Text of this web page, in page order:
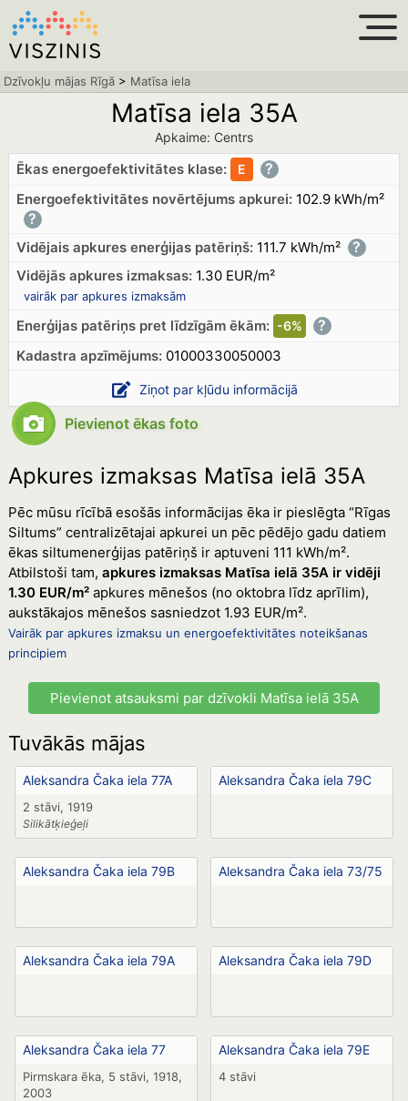
Dzīvokļu mājas Rīgā > Matīsa iela
Matīsa iela 35A
Apkaime: Centrs
Ēkas energoefektivitātes klase: E ?
Energoefektivitātes novērtējums apkurei:102.9 kWh/m²
?
Vidējais apkures enerģijas patēriņš:111.7 kWh/m² ?
Vidējās apkures izmaksas:1.30 EUR/m²
vairāk par apkures izmaksām
Enerģijas patēriņs pret līdzīgām ēkām: -6% ?
Kadastra apzīmējums:01000330050003
Ziņot par kļūdu informācijā
Pievienot ēkas foto
Apkures izmaksas Matīsa ielā 35A
Pēc mūsu rīcībā esošās informācijas ēka ir pieslēgta “Rīgas
Siltums” centralizētajai apkurei un pēc pēdējo gadu datiem
ēkas siltumenerģijas patēriņš ir aptuveni 111 kWh/m².
Atbilstoši tam, apkures izmaksas Matīsa ielā 35A ir vidēji
1.30 EUR/m²apkures mēnešos (no oktobra līdz aprīlim),
aukstākajos mēnešos sasniedzot 1.93 EUR/m².
Vairāk par apkures izmaksu un energoefektivitātes noteikšanas
principiem
Pievienot atsauksmi par dzīvokli Matīsa ielā 35A
Tuvākās mājas
Aleksandra Čaka iela 77A
2 stāvi, 1919
Silikātķieģeļi
Aleksandra Čaka iela 79C
Aleksandra Čaka iela 79B Aleksandra Čaka iela 73/75
Aleksandra Čaka iela 79A Aleksandra Čaka iela 79D
Aleksandra Čaka iela 77
Pirmskara ēka, 5 stāvi, 1918,
2003
Aleksandra Čaka iela 79E
4 stāvi